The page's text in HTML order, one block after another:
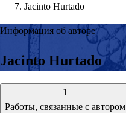
Jacinto Hurtado
Информация об авторе
Jacinto Hurtado
1
Работы, связанные с автором